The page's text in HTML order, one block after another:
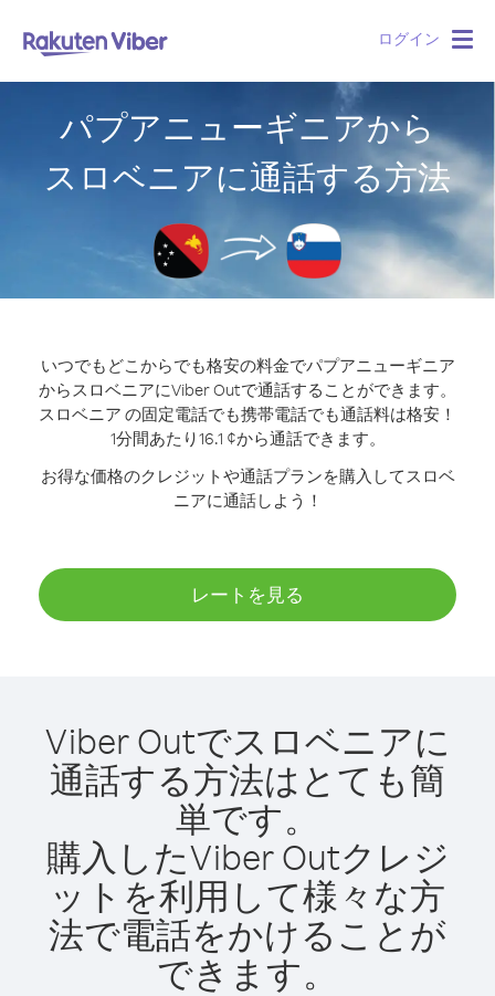
ログイン
パプアニューギニアから
スロベニアに通話する方法
いつでもどこからでも格安の料金でパプアニューギニア
からスロベニアにViber Outで通話することができます。
スロベニア の固定電話でも携帯電話でも通話料は格安！
1分間あたり16.1 ¢から通話できます。
お得な価格のクレジットや通話プランを購入してスロベ
ニアに通話しよう！
レートを見る
Viber Outでスロベニアに
通話する方法はとても簡
単です。
購入したViber Outクレジ
ットを利用して様々な方
法で電話をかけることが
できます。